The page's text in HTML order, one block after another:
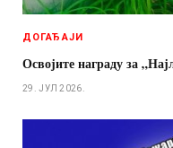
ДОГАЂАЈИ
Освојите награду за
29. ЈУЛ 2026.